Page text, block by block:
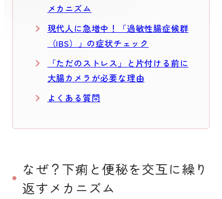
メカニズム
現代人に急増中！「過敏性腸症候群
（IBS）」の症状チェック
「ただのストレス」と片付ける前に
大腸カメラが必要な理由
よくある質問
なぜ？下痢と便秘を交互に繰り
返すメカニズム